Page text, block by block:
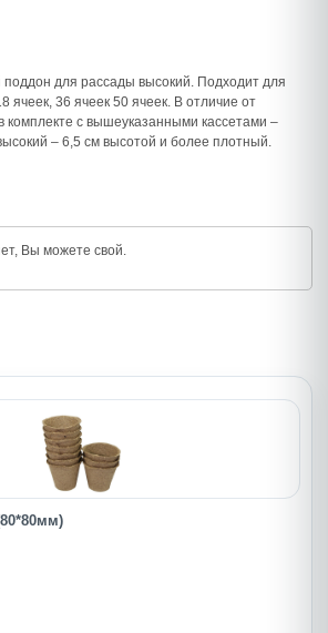
для рассады высокий. Подходит для
ячеек, 36 ячеек 50 ячеек. В отличие от
комплекте с вышеуказанными кассетами –
– 6,5 см высотой и более плотный.
Вы можете свой.